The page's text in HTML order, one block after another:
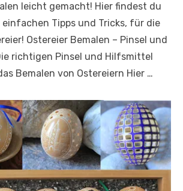
leicht gemacht! Hier findest du
einfachen Tipps und Tricks, für die
Ostereier Bemalen – Pinsel und
richtigen Pinsel und Hilfsmittel
Bemalen von Ostereiern Hier …